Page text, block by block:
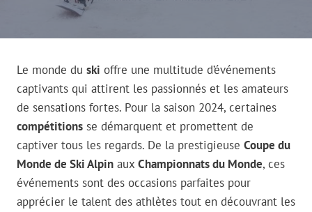
Le monde du ski offre une multitude d’événements
captivants qui attirent les passionnés et les amateurs
de sensations fortes. Pour la saison 2024, certaines
compétitions se démarquent et promettent de
captiver tous les regards. De la prestigieuse Coupe du
Monde de Ski Alpin aux Championnats du Monde, ces
événements sont des occasions parfaites pour
apprécier le talent des athlètes tout en découvrant les